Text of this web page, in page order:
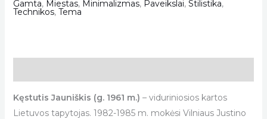
Gamta, Miestas, Minimalizmas, Paveikslai, Stilistika,
Technikos, Tema
Kęstutis Jauniškis (g. 1961 m.) – viduriniosios kartos
Lietuvos tapytojas. 1982-1985 m. mokėsi Vilniaus Justino